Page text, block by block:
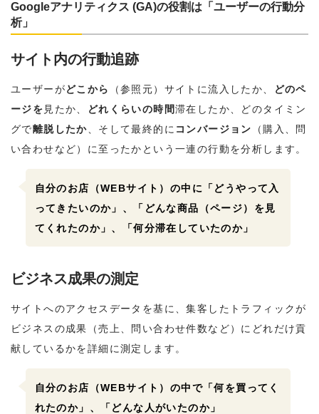
Googleアナリティクス (GA)の役割は「ユーザーの行動分
析」
サイト内の行動追跡
ユーザーがどこから （参照元）サイトに流入したか、
どのペ
ージを 見たか、 どれくらいの時間滞在したか、どのタイミン
グで離脱したか 、そして最終的に コンバージョン
（購入、問
い合わせなど）に至ったかという一連の行動を分析します。
自分のお店（WEBサイト）の中に「どうやって入
ってきたいのか」、「どんな商品（ページ）を見
てくれたのか」、「何分滞在していたのか」
ビジネス成果の測定
サイトへのアクセスデータを基に、集客したトラフィックが
ビジネスの成果（売上、問い合わせ件数など）にどれだけ貢
献しているかを詳細に測定します。
自分のお店（WEBサイト）の中で「何を買ってく
れたのか」、「どんな人がいたのか」